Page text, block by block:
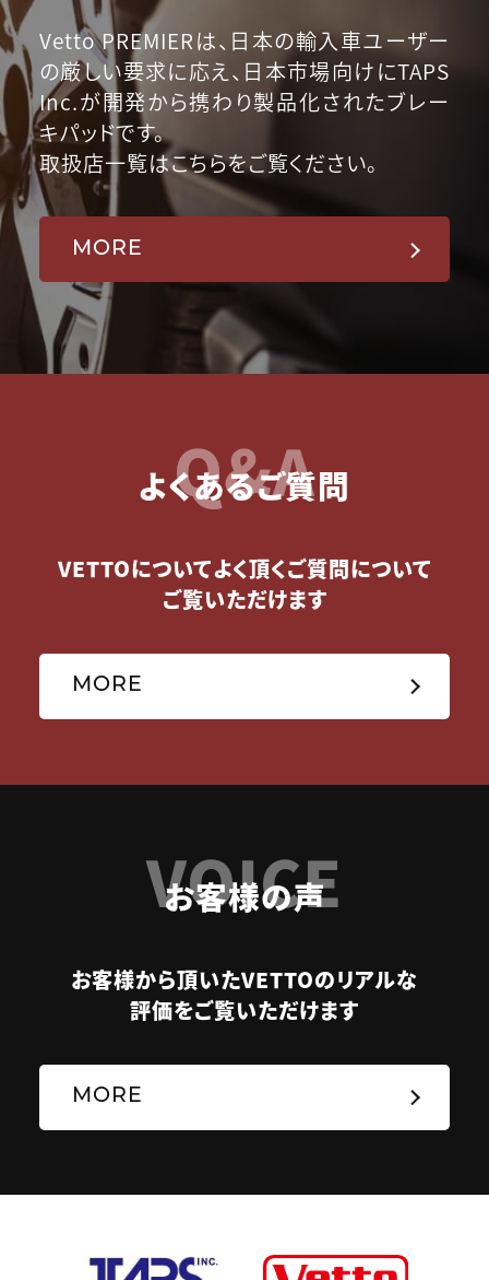
Vetto PREMIERは、日本の輸入車ユーザー
の厳しい要求に応え、日本市場向けにTAPS
Inc.が開発から携わり製品化されたブレー
キパッドです。
取扱店一覧はこちらをご覧ください。
MORE
Q&A
よくあるご質問
VETTOについてよく頂くご質問について
ご覧いただけます
MORE
VOICE
お客様の声
お客様から頂いたVETTOのリアルな
評価をご覧いただけます
MORE